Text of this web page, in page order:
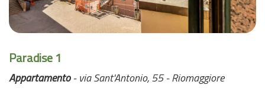
Paradise 1
Appartamento- via Sant'Antonio, 55 - Riomaggiore